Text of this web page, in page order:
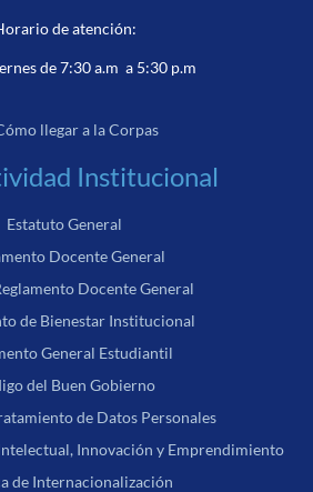
de atención:
de 7:30 a.m a 5:30 p.m
llegar a la Corpas
Institucional
Estatuto General
Docente General
Docente General
de Bienestar Institucional
General Estudiantil
del Buen Gobierno
de Datos Personales
Innovación y Emprendimiento
de Internacionalización